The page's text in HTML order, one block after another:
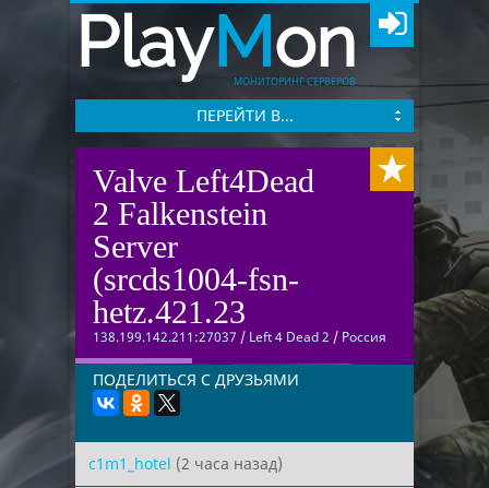
PlayMon
МОНИТОРИНГ СЕРВЕРОВ
ПЕРЕЙТИ В...
Valve Left4Dead
2 Falkenstein
Server
(srcds1004-fsn-
hetz.421.23
138.199.142.211:27037 / Left 4 Dead 2 / Россия
ПОДЕЛИТЬСЯ С ДРУЗЬЯМИ
c1m1_hotel (2 часа назад)